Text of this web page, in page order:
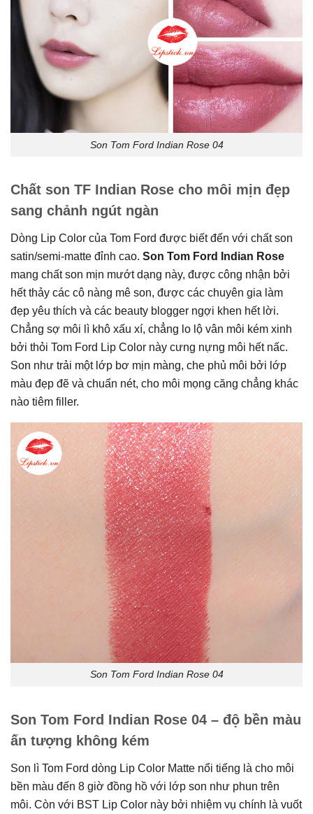
Son Tom Ford Indian Rose 04
Chất son TF Indian Rose cho môi mịn đẹp
sang chảnh ngút ngàn
Dòng Lip Color của Tom Ford được biết đến với chất son
satin/semi-matte đỉnh cao. Son Tom Ford Indian Rose
mang chất son mịn mướt dạng này, được công nhận bởi
hết thảy các cô nàng mê son, được các chuyên gia làm
đẹp yêu thích và các beauty blogger ngợi khen hết lời.
Chẳng sợ môi lì khô xấu xí, chẳng lo lộ vân môi kém xinh
bởi thỏi Tom Ford Lip Color này cưng nựng môi hết nấc.
Son như trải một lớp bơ mịn màng, che phủ môi bởi lớp
màu đẹp đẽ và chuẩn nét, cho môi mọng căng chẳng khác
nào tiêm filler.
Son Tom Ford Indian Rose 04
Son Tom Ford Indian Rose 04 – độ bền màu
ấn tượng không kém
Son lì Tom Ford dòng Lip Color Matte nổi tiếng là cho môi
bền màu đến 8 giờ đồng hồ với lớp son như phun trên
môi. Còn với BST Lip Color này bởi nhiệm vụ chính là vuốt